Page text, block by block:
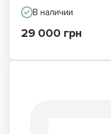
В наличии
29 000 грн